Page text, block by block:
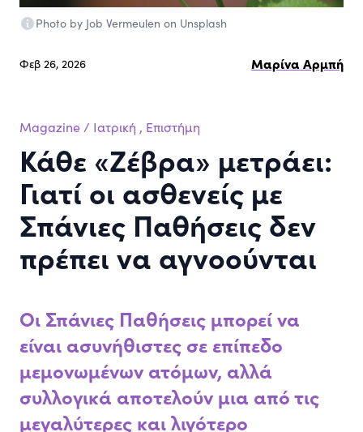
Photo by Job Vermeulen on Unsplash
Φεβ 26, 2026 Μαρίνα Αρμπή
Magazine / Ιατρική , Επιστήμη
Κάθε «Ζέβρα» μετράει:
Γιατί οι ασθενείς με
Σπάνιες Παθήσεις δεν
πρέπει να αγνοούνται
Οι Σπάνιες Παθήσεις μπορεί να
είναι ασυνήθιστες σε επίπεδο
μεμονωμένων ατόμων, αλλά
συλλογικά αποτελούν μια από τις
μεγαλύτερες και λιγότερο